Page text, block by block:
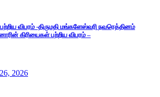
விபரம் -திருமதி மங்களேஸ்வரி நவரெத்தினம்
கிரியைகள் பற்றிய விபரம் –
2026